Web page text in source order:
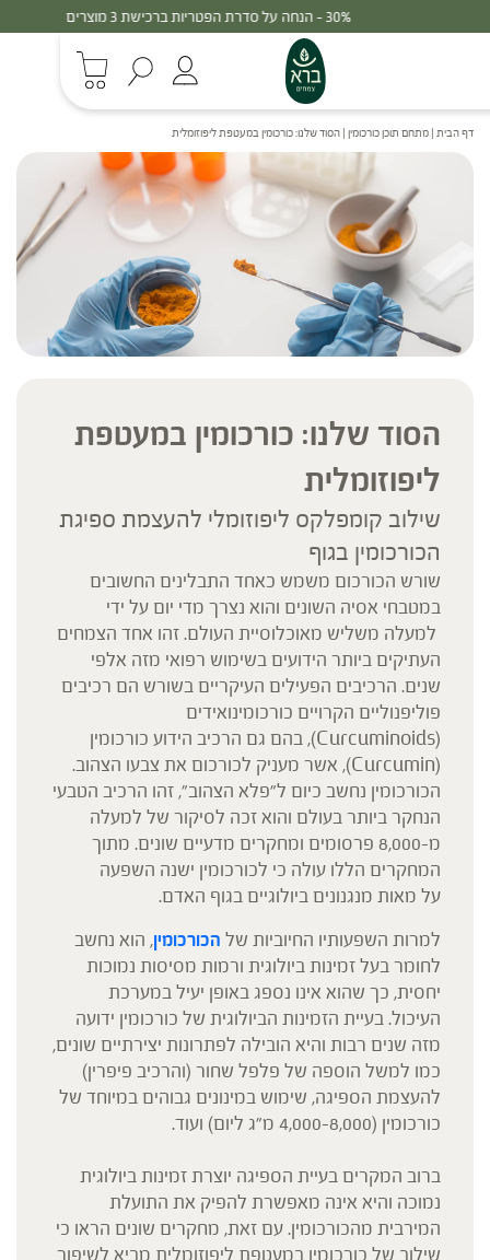
דף הבית | מתחם תוכן כורכומין | הסוד שלנו: כורכומין במעטפת ליפוזומלית
הסוד שלנו: כורכומין במעטפת
ליפוזומלית
שילוב קומפלקס ליפוזומלי להעצמת ספיגת
הכורכומין בגוף
שורש הכורכום משמש כאחד התבלינים החשובים
במטבחי אסיה השונים והוא נצרך מדי יום על ידי
למעלה משליש מאוכלוסיית העולם. זהו אחד הצמחים
העתיקים ביותר הידועים בשימוש רפואי מזה אלפי
שנים. הרכיבים הפעילים העיקריים בשורש הם רכיבים
פוליפנוליים הקרויים כורכומינואידים
(Curcuminoids), בהם גם הרכיב הידוע כורכומין
(Curcumin), אשר מעניק לכורכום את צבעו הצהוב.
הכורכומין נחשב כיום ל"פלא הצהוב", זהו הרכיב הטבעי
הנחקר ביותר בעולם והוא זכה לסיקור של למעלה
מ-8,000 פרסומים ומחקרים מדעיים שונים. מתוך
המחקרים הללו עולה כי לכורכומין ישנה השפעה
על מאות מנגנונים ביולוגיים בגוף האדם.
למרות השפעותיו החיוביות של הכורכומין, הוא נחשב
לחומר בעל זמינות ביולוגית ורמות מסיסות נמוכות
יחסית, כך שהוא אינו נספג באופן יעיל במערכת
העיכול. בעיית הזמינות הביולוגית של כורכומין ידועה
מזה שנים רבות והיא הובילה לפתרונות יצירתיים שונים,
כמו למשל הוספה של פלפל שחור (והרכיב פיפרין)
להעצמת הספיגה, שימוש במינונים גבוהים במיוחד של
כורכומין (4,000-8,000 מ"ג ליום) ועוד.
ברוב המקרים בעיית הספיגה יוצרת זמינות ביולוגית
נמוכה והיא אינה מאפשרת להפיק את התועלת
המירבית מהכורכומין. עם זאת, מחקרים שונים הראו כי
שילוב של כורכומין במעטפת ליפוזומלית מביא לשיפור